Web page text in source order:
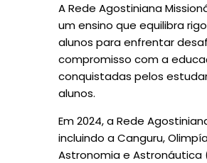
A Rede Agostiniana
um ensino que equilibra
alunos para enfrentar
compromisso com a
conquistadas pelos
alunos.
Em 2024, a Rede
incluindo a Canguru,
Astronomia e Astronáutica